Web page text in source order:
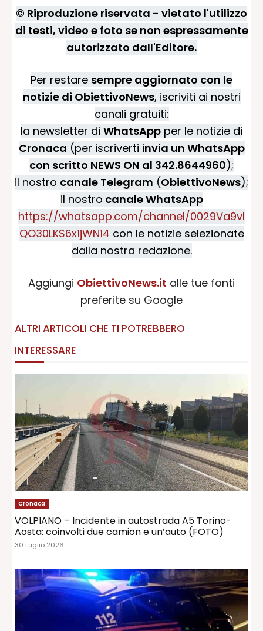
© Riproduzione riservata - vietato l'utilizzo
di testi, video e foto se non espressamente
autorizzato dall'Editore.
Per restare sempre aggiornato con le
notizie di ObiettivoNews, iscriviti ai nostri
canali gratuiti:
la newsletter di WhatsApp per le notizie di
Cronaca (per iscriverti invia un WhatsApp
con scritto NEWS ON al 342.8644960);
il nostro canale Telegram (ObiettivoNews);
il nostro canale WhatsApp
https://whatsapp.com/channel/0029Va9vI
QO30LKS6x1jWN14 con le notizie selezionate
dalla nostra redazione.
Aggiungi ObiettivoNews.it alle tue fonti
preferite su Google
ALTRI ARTICOLI CHE TI POTREBBERO
INTERESSARE
Cronaca
VOLPIANO – Incidente in autostrada A5 Torino-
Aosta: coinvolti due camion e un’auto (FOTO)
30 Luglio 2026